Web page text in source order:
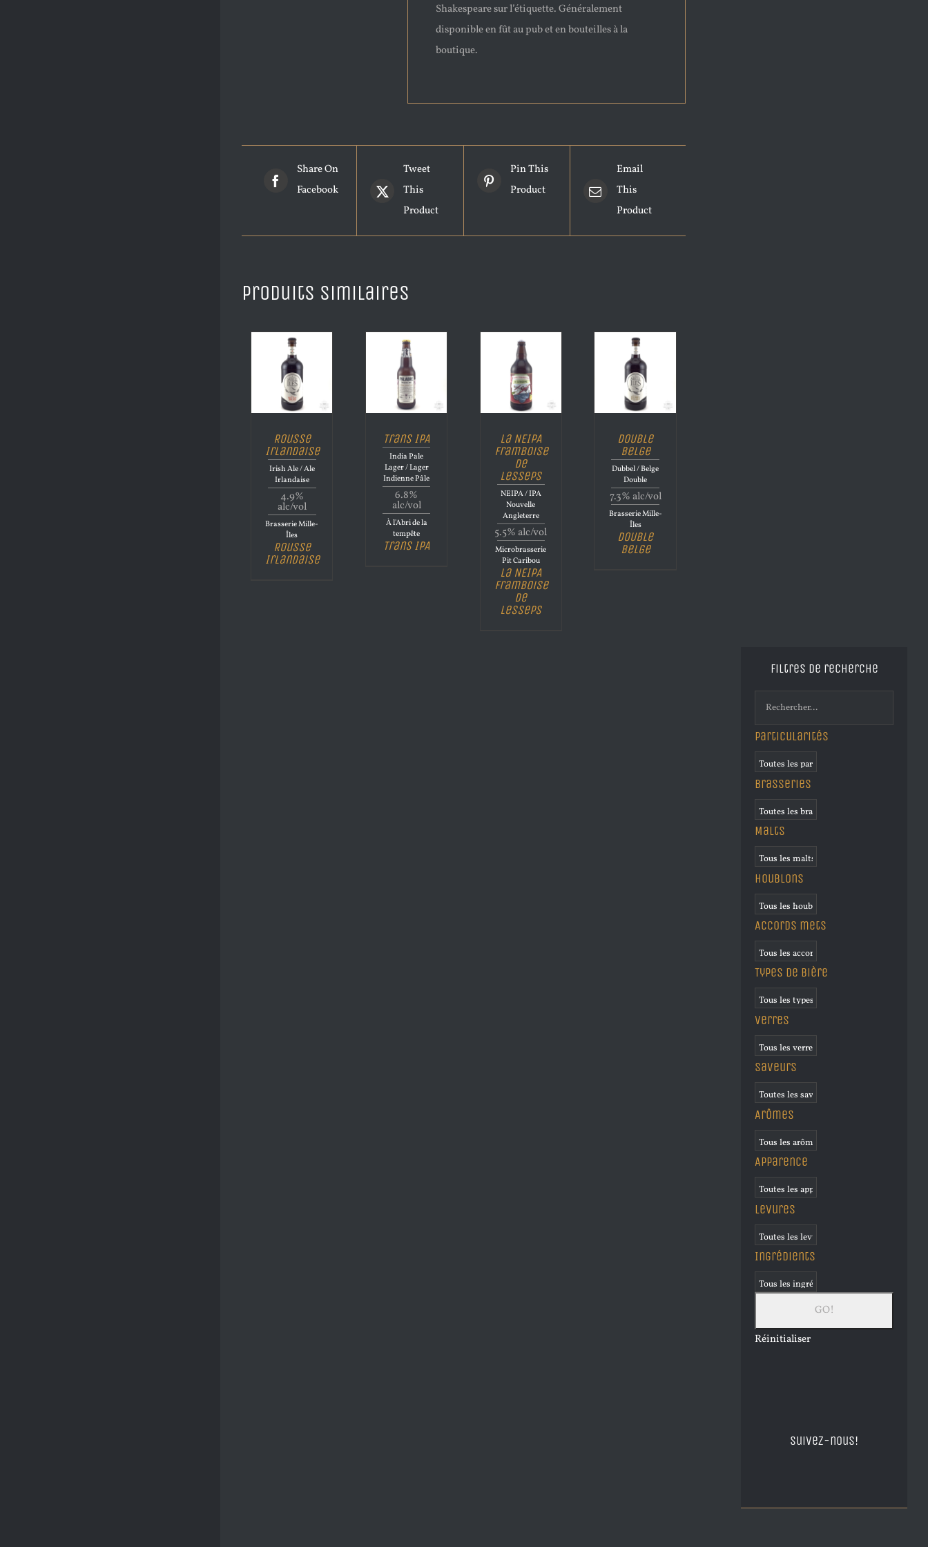
Shakespeare sur l’étiquette. Généralement
disponible en fût au pub et en bouteilles à la
boutique.
Share On
Facebook
Tweet
This
Product
Pin This
Product
Email
This
Product
Produits similaires
Rousse
Irlandaise
Irish Ale / Ale
Irlandaise
4.9%
alc/vol
Brasserie Mille-
Îles
Rousse
Irlandaise
Trans IPA
India Pale
Lager / Lager
Indienne Pâle
6.8%
alc/vol
À l'Abri de la
tempête
Trans IPA
La NEIPA
Framboise
de
Lesseps
NEIPA / IPA
Nouvelle
Angleterre
5.5% alc/vol
Microbrasserie
Pit Caribou
La NEIPA
Framboise
de
Lesseps
Double
Belge
Dubbel / Belge
Double
7.3% alc/vol
Brasserie Mille-
Îles
Double
Belge
Filtres de recherche
Particularités
Brasseries
Malts
Houblons
Accords mets
Types de bière
Verres
Saveurs
Arômes
Apparence
Levures
Ingrédients
Réinitialiser
Suivez-nous!